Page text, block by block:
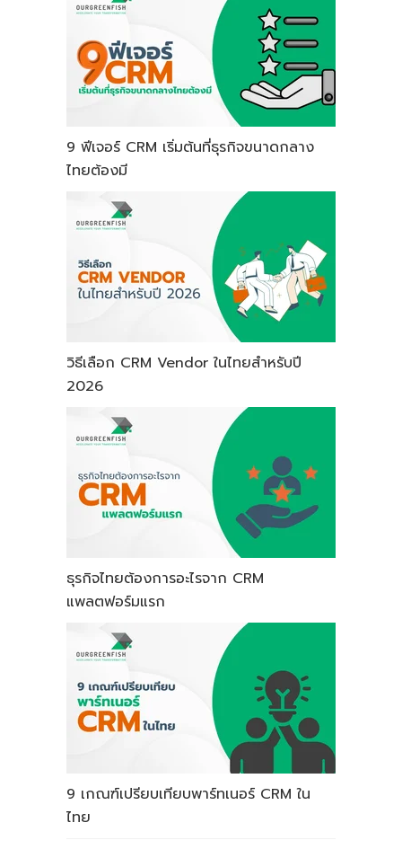
9 ฟีเจอร์ CRM เริ่มต้นที่ธุรกิจขนาดกลาง
ไทยต้องมี
วิธีเลือก CRM Vendor ในไทยสำหรับปี
2026
ธุรกิจไทยต้องการอะไรจาก CRM
แพลตฟอร์มแรก
9 เกณฑ์เปรียบเทียบพาร์ทเนอร์ CRM ใน
ไทย